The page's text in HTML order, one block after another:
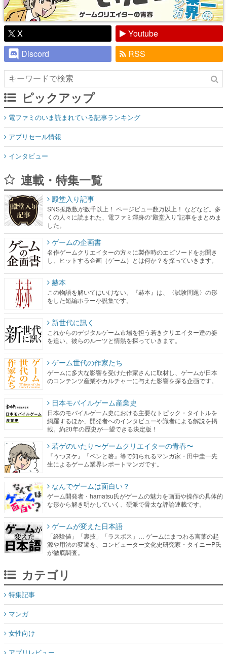
X
Youtube
Discord
RSS
ピックアップ
電ファミのいま読まれている記事ランキング
アプリセール情報
インタビュー
連載・特集一覧
殿堂入り記事
SNS拡散数が数千以上！ ページビュー数万以上！ などなど。多
くの人々に読まれた、電ファミ渾身の“殿堂入り”記事をまとめま
した。
ゲームの企画書
名作ゲームクリエイターの方々に製作時のエピソードをお聞き
し、ヒットする企画（ゲーム）とは何か？を探っていきます。
赫本
この物語を解いてはいけない。『赫本』は、〈試験問題〉の形
をした短編ホラー小説集です。
新世代に訊く
これからのデジタルゲーム市場を担う若きクリエイター達の姿
を追い、彼らのルーツと情熱を探っていきます。
ゲーム世代の作家たち
ゲームに多大な影響を受けた作家さんに取材し、ゲームが日本
のコンテンツ産業やカルチャーに与えた影響を探る企画です。
日本モバイルゲーム産業史
日本のモバイルゲーム史における主要なトピック・タイトルを
網羅するほか、開発者へのインタビューや識者による解説を掲
載。約20年の歴史が一望できる決定版！
若ゲのいたり〜ゲームクリエイターの青春〜
『うつヌケ』『ペンと箸』等で知られるマンガ家・田中圭一先
生によるゲーム業界レポートマンガです。
なんでゲームは面白い？
ゲーム開発者・hamatsu氏がゲームの魅力を画面や操作の具体的
な形から解き明かしていく、硬派で骨太な評論連載です。
ゲームが変えた日本語
「経験値」「裏技」「ラスボス」… ゲームにまつわる言葉の起
源や用法の変遷を、コンピューター文化史研究家・タイニーP氏
が徹底調査。
カテゴリ
特集記事
マンガ
女性向け